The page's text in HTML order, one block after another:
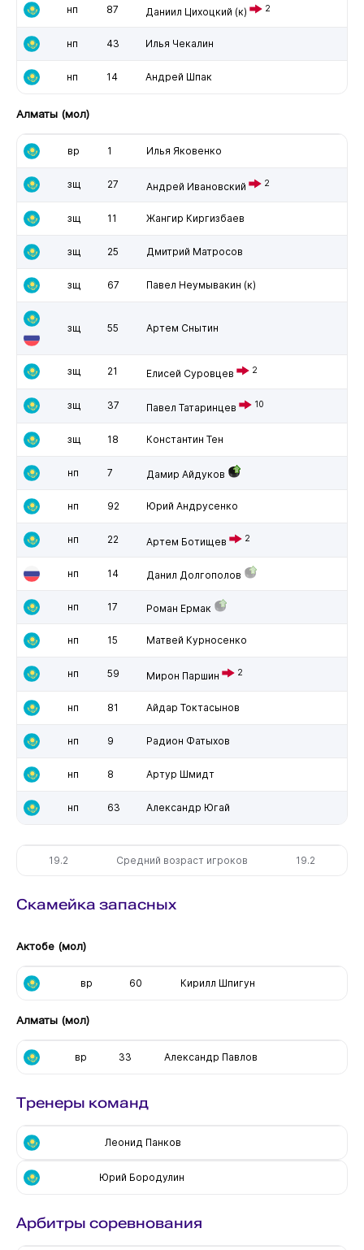
нп 87 Даниил Цихоцкий (к) 2
нп 43 Илья Чекалин
нп 14 Андрей Шпак
Алматы (мол)
вр 1 Илья Яковенко
зщ 27 Андрей Ивановский 2
зщ 11 Жангир Киргизбаев
зщ 25 Дмитрий Матросов
зщ 67 Павел Неумывакин (к)
зщ 55 Артем Снытин
зщ 21 Елисей Суровцев 2
зщ 37 Павел Татаринцев 10
зщ 18 Константин Тен
нп 7 Дамир Айдуков
нп 92 Юрий Андрусенко
нп 22 Артем Ботищев 2
нп 14 Данил Долгополов
нп 17 Роман Ермак
нп 15 Матвей Курносенко
нп 59 Мирон Паршин 2
нп 81 Айдар Токтасынов
нп 9 Радион Фатыхов
нп 8 Артур Шмидт
нп 63 Александр Югай
19.2 Средний возраст игроков 19.2
Скамейка запасных
Актобе (мол)
вр 60 Кирилл Шпигун
Алматы (мол)
вр 33 Александр Павлов
Тренеры команд
Леонид Панков
Юрий Бородулин
Арбитры соревнования